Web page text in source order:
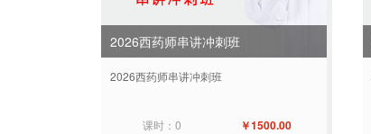
2026西药师串讲冲刺班
2026西药师串讲冲刺班
课时：0 ￥1500.00